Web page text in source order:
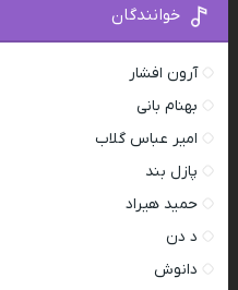
خوانندگان
آرون افشار
بهنام بانی
امیر عباس گلاب
پازل بند
حمید هیراد
د دن
دانوش